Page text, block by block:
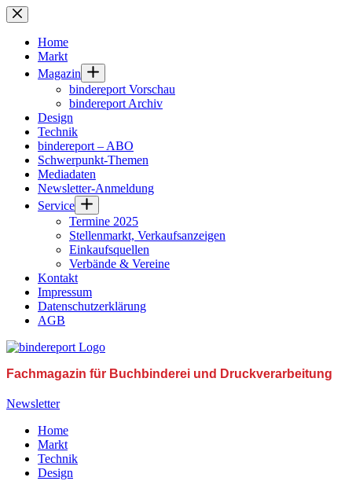
Zum
Inhalt
springenHome
Markt
Magazin
bindereport Vorschau
bindereport Archiv
Design
Technik
bindereport – ABO
Schwerpunkt-Themen
Mediadaten
Newsletter-Anmeldung
Service
Termine 2025
Stellenmarkt, Verkaufsanzeigen
Einkaufsquellen
Verbände & Vereine
Kontakt
Impressum
Datenschutzerklärung
AGB
Fachmagazin für Buchbinderei und Druckverarbeitung
Newsletter
Home
Markt
Technik
Design